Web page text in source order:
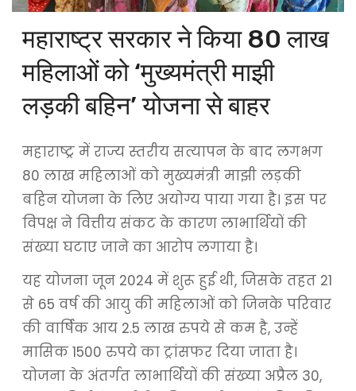
महाराष्ट्र सरकार ने किया 80 लाख
महिलाओं को ‘मुख्यमंत्री माझी
लड़की बहिन’ योजना से बाहर
महाराष्ट्र में राज्य स्तरीय सत्यापन के बाद लगभग
80 लाख महिलाओं को मुख्यमंत्री माझी लड़की
बहिन योजना के लिए अयोग्य पाया गया है। इस पर
विपक्ष ने वित्तीय संकट के कारण लाभार्थियों की
संख्या घटाए जाने का आरोप लगाया है।
यह योजना जून 2024 में शुरू हुई थी, जिसके तहत 21
से 65 वर्ष की आयु की महिलाओं को जिनके परिवार
की वार्षिक आय 2.5 लाख रुपये से कम है, उन्हें
मासिक 1500 रुपये का ट्रांसफर दिया जाता है।
योजना के अंतर्गत लाभार्थियों की संख्या अप्रैल 30,